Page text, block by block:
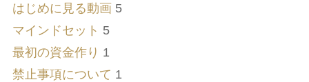
はじめに見る動画 5
マインドセット 5
最初の資金作り 1
禁止事項について 1